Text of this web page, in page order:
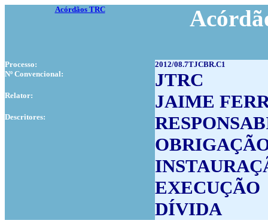
Acórdãos TRC
Processo:
2012/08.7TJCBR.C1
Nº Convencional:
JTRC
Relator: JAIME
Descritores:
EXECUÇÃO
DÍVIDA